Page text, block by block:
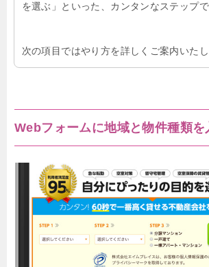
を選ぶ」といった、カンタンなステップで
次の項目ではやり方を詳しくご案内いたし
Webフォームに地域と物件種類を